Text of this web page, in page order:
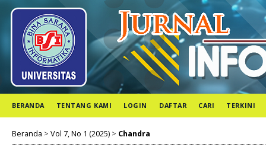
BERANDA TENTANG KAMI LOGIN DAFTAR CARI TERKINI
Beranda > Vol 7, No 1 (2025) > Chandra